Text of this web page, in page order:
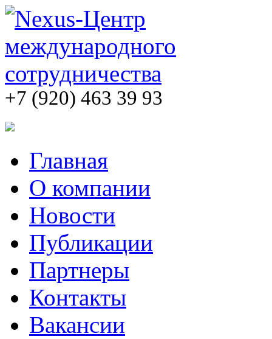
+7 (920) 463 39 93
Главная
О компании
Новости
Публикации
Партнеры
Контакты
Вакансии